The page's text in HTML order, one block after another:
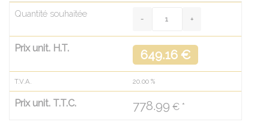
Quantité souhaitée
Prix unit. H.T. 649.16 €
T.V.A. 20.00 %
Prix unit. T.T.C. 778.99 € *